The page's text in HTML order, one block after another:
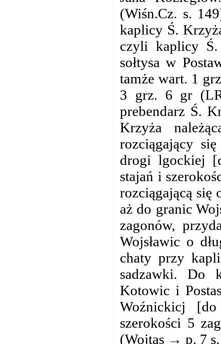
(Wiśn.Cz. s.
kaplicy Ś.
czyli kaplicy
sołtysa w
tamże wart. 1
3 grz. 6 gr
prebendarz Ś.
Krzyża
rozciągający
drogi lgockiej
stajań i
rozciągającą się
aż do granic
zagonów,
Wojsławic o
chaty przy
sadzawki. Do
Kotowic i
Woźnickicj
szerokości 5
(Wojtas → p. 7